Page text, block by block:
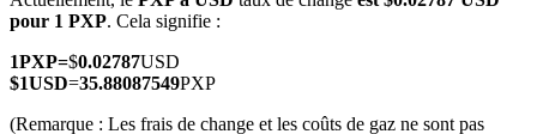
Produits dérivés sur actions, forex, métaux précieux et matières
premières
pour 1 PXP. Cela signifie :
1PXP=$0.02787USD
$1USD=35.88087549PXP
(Remarque : Les frais de change et les coûts de gaz ne sont pas